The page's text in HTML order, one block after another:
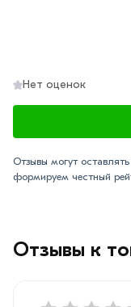
Отзывы к
Нет оценок
Отзывы могут
формируем честный